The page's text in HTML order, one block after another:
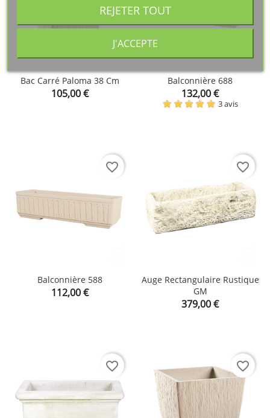
Bac Carré Paloma 38 Cm
Prix
105,00 €
Balconnière 688
Prix
132,00 €
3 avis
Balconnière 588
Prix
112,00 €
favorite_border
Auge Rectangulaire Rustique
GM
Prix
379,00 €
favorite_border
favorite_border favorite_border
REJETER TOUT
J'ACCEPTE